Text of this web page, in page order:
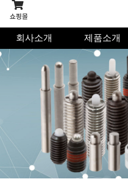
회사소개 제품소개